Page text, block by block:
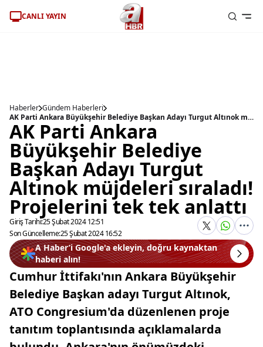
CANLI YAYIN
Haberler Gündem Haberleri
AK Parti Ankara Büyükşehir Belediye Başkan Adayı Turgut Altınok müjdeleri sıraladı! Projelerini tek tek anlattı
AK Parti Ankara
Büyükşehir Belediye
Başkan Adayı Turgut
Altınok müjdeleri sıraladı!
Projelerini tek tek anlattı
Giriş Tarihi:25 Şubat 2024 12:51
Son Güncelleme:25 Şubat 2024 16:52
A Haber’i Google'a ekleyin, doğru kaynaktan
haberi alın!
Cumhur İttifakı'nın Ankara Büyükşehir
Belediye Başkan adayı Turgut Altınok,
ATO Congresium'da düzenlenen proje
tanıtım toplantısında açıklamalarda